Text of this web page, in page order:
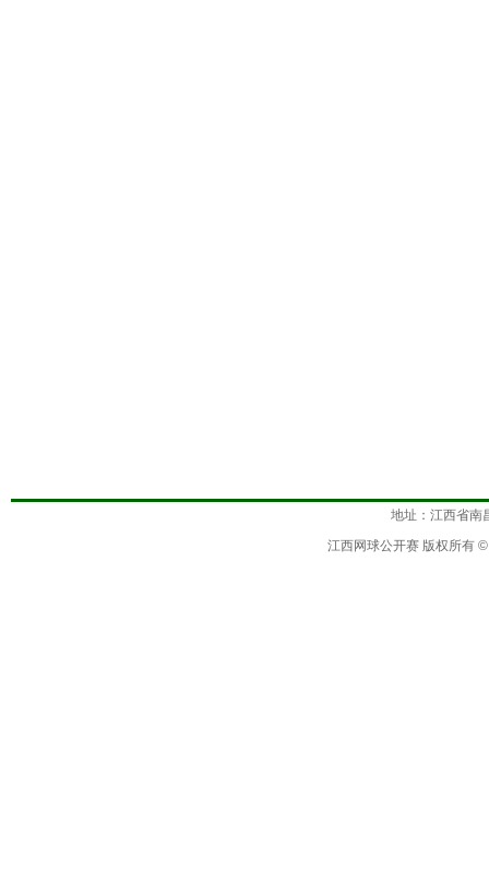
地址：江西省
江西网球公开赛版权所有